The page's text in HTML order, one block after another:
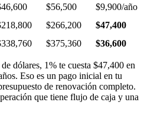
$56,500
$9,900/año
$266,200
$47,400
$375,360 $36,600
dólares, 1% te cuesta $47,400 en
Eso es un pago inicial en tu
de renovación completo.
que tiene flujo de caja y una